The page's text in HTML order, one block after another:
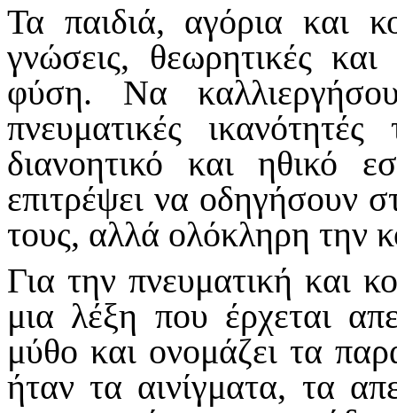
Τα παιδιά, αγόρια και
γνώσεις, θεωρητικές
φύση. Να
πνευματικές
διανοητικό και ηθικό
επιτρέψει να οδηγήσουν
τους, αλλά ολόκληρη την
Για την πνευματική και
μια λέξη που έρχεται
μύθο και ονομάζει τα
ήταν τα αινίγματα, τα